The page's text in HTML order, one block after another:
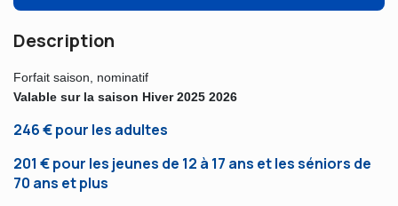
Description
Forfait saison, nominatif
Valable sur la saison Hiver 2025 2026
246 € pour les adultes
201 € pour les jeunes de 12 à 17 ans et les séniors de
70 ans et plus